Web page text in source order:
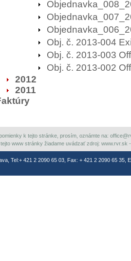
Obj. č. 2013-004
Obj. č. 2013-003
Obj. č. 2013-002
2012
2011
k tejto stránke, prosím, oznámte na:
www stránky žiadame uvádzať zdroj: www.rvr.sk
Tel:+ 421 2 2090 65 03, Fax: + 421 2 2090 65 35,